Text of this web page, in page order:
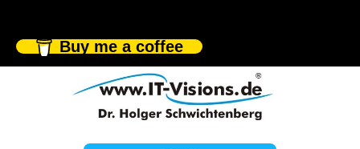
Buy me a coffee